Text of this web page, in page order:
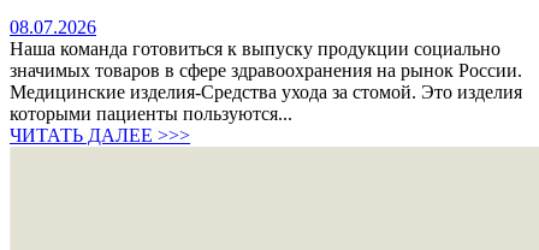
08.07.2026
Наша команда готовиться к выпуску продукции социально
значимых товаров в сфере здравоохранения на рынок России.
Медицинские изделия-Средства ухода за стомой. Это изделия
которыми пациенты пользуются...
ЧИТАТЬ ДАЛЕЕ >>>